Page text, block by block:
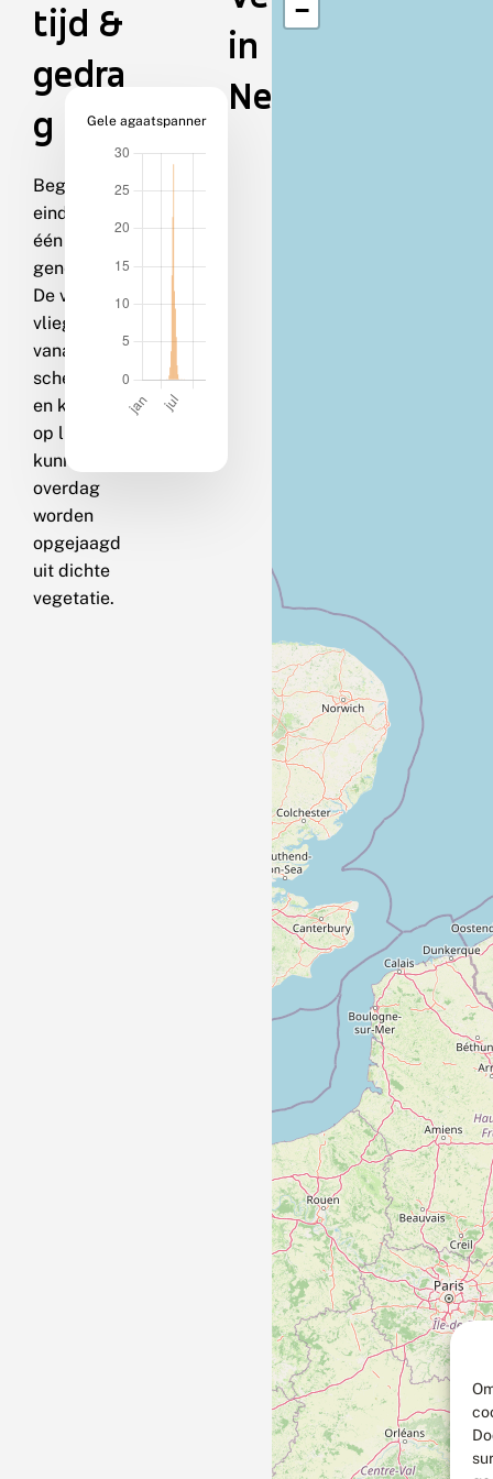
tijd &
gedra
g
Begin juni-
eind juli in
één
generatie.
De vlinders
vliegen
vanaf de
schemering
en komen
op licht. Ze
kunnen
overdag
worden
opgejaagd
uit dichte
vegetatie.
Gele agaatspanner
in
Nederland
−